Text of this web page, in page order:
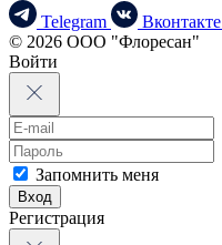
Telegram
Вконтакте
© 2026 ООО "Флоресан"
Войти
Запомнить меня
Вход
Регистрация